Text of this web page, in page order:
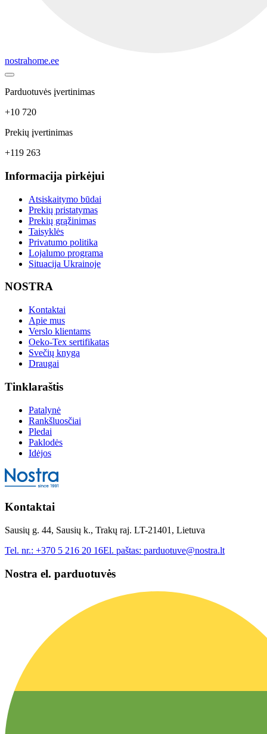
nostrahome.ee
Parduotuvės įvertinimas
+10 720
Prekių įvertinimas
+119 263
Informacija pirkėjui
Atsiskaitymo būdai
Prekių pristatymas
Prekių grąžinimas
Taisyklės
Privatumo politika
Lojalumo programa
Situacija Ukrainoje
NOSTRA
Kontaktai
Apie mus
Verslo klientams
Oeko-Tex sertifikatas
Svečių knyga
Draugai
Tinklaraštis
Patalynė
Rankšluosčiai
Pledai
Paklodės
Idėjos
Kontaktai
Sausių g. 44, Sausių k., Trakų raj. LT-21401, Lietuva
Tel. nr.: +370 5 216 20 16El. paštas: parduotuve@nostra.lt
Nostra el. parduotuvės